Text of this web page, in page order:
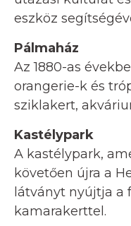
eszköz
Pálmaház
Az 1880-as
orangerie-k és
sziklakert,
Kastélypark
A kastélypark,
követően újra a
látványt nyújtja a
kamarakerttel.